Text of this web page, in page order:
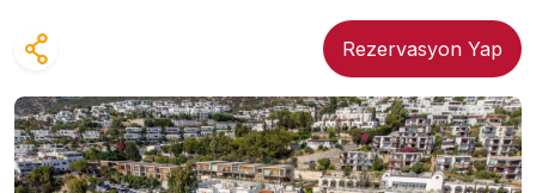
Yurt Dışı Turlar
Rezervasyon Yap